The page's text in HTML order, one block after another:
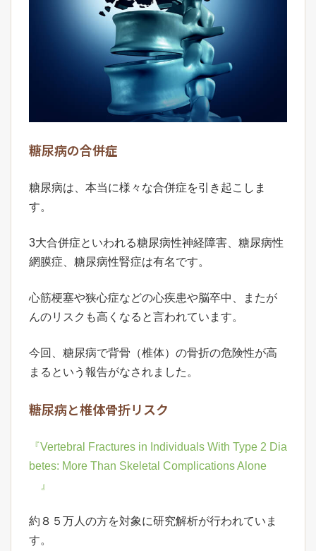
糖尿病の合併症
糖尿病は、本当に様々な合併症を引き起こしま
す。
3大合併症といわれる糖尿病性神経障害、糖尿病性
網膜症、糖尿病性腎症は有名です。
心筋梗塞や狭心症などの心疾患や脳卒中、またが
んのリスクも高くなると言われています。
今回、糖尿病で背骨（椎体）の骨折の危険性が高
まるという報告がなされました。
糖尿病と椎体骨折リスク
『Vertebral Fractures in Individuals With Type 2 Dia
betes: More Than Skeletal Complications Alone
』
約８５万人の方を対象に研究解析が行われていま
す。